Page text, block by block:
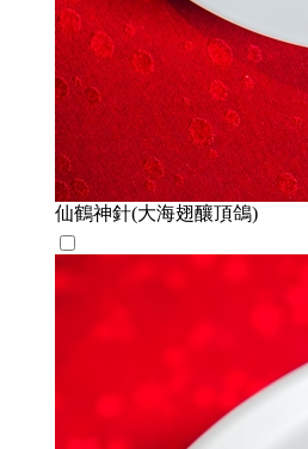
仙鶴神針(大海翅釀頂鴿)